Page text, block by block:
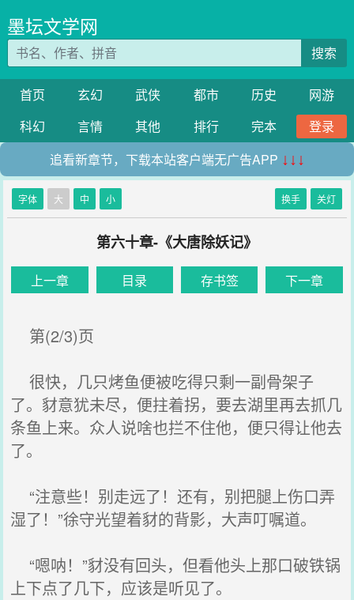
墨坛文学网
搜索
首页 玄幻 武侠 都市 历史
网游
科幻
言情 其他 排行 完本
登录
追看新章节，下载本站客户端无广告APP ↓↓↓
字体 大 中 小 换手 关灯
第六十章-《大唐除妖记》
上一章 目录 存书签 下一章
第(2/3)页
很快，几只烤鱼便被吃得只剩一副骨架子
了。豺意犹未尽，便拄着拐，要去湖里再去抓几
条鱼上来。众人说啥也拦不住他，便只得让他去
了。
“注意些！别走远了！还有，别把腿上伤口弄
湿了！”徐守光望着豺的背影，大声叮嘱道。
“嗯呐！”豺没有回头，但看他头上那口破铁锅
上下点了几下，应该是听见了。